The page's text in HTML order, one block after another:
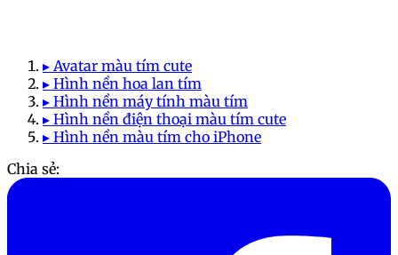
▸ Avatar màu tím cute
▸ Hình nền hoa lan tím
▸ Hình nền máy tính màu tím
▸ Hình nền điện thoại màu tím cute
▸ Hình nền màu tím cho iPhone
Chia sẻ: